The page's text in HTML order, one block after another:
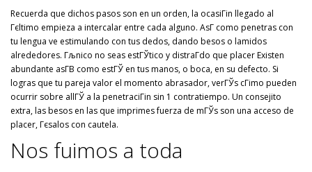
Recuerda que dichos pasos son en un orden, la ocasiГіn llegado al
Гєltimo empieza a intercalar entre cada alguno. AsГ­ como penetras con
tu lengua ve estimulando con tus dedos, dando besos o lamidos
alrededores. Гљnico no seas estГЎtico y distraГ­do que placer Existen
abundante asГ­В­ como estГЎ en tus manos, o boca, en su defecto. Si
logras que tu pareja valor el momento abrasador, verГЎs cГіmo pueden
ocurrir sobre allГЎ a la penetraciГіn sin 1 contratiempo. Un consejito
extra, las besos en las que imprimes fuerza de mГЎs son una acceso de
placer, Гєsalos con cautela.
Nos fuimos a toda